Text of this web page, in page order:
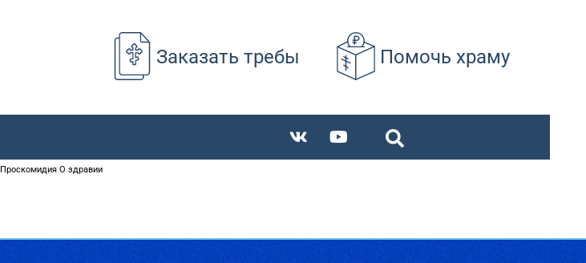
Заказать требы Помочь храму
Проскомидия О здравии